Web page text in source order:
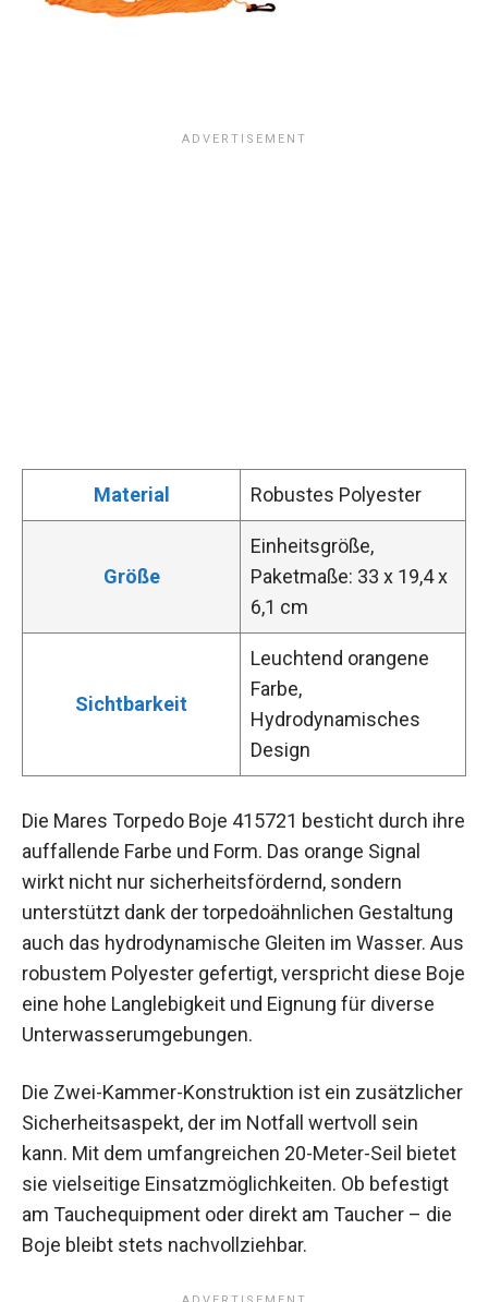
Material Robustes Polyester
Größe
Einheitsgröße,
Paketmaße: 33 x 19,4 x
6,1 cm
Sichtbarkeit
Leuchtend orangene
Farbe,
Hydrodynamisches
Design
Die Mares Torpedo Boje 415721 besticht durch ihre
auffallende Farbe und Form. Das orange Signal
wirkt nicht nur sicherheitsfördernd, sondern
unterstützt dank der torpedoähnlichen Gestaltung
auch das hydrodynamische Gleiten im Wasser. Aus
robustem Polyester gefertigt, verspricht diese Boje
eine hohe Langlebigkeit und Eignung für diverse
Unterwasserumgebungen.
Die Zwei-Kammer-Konstruktion ist ein zusätzlicher
Sicherheitsaspekt, der im Notfall wertvoll sein
kann. Mit dem umfangreichen 20-Meter-Seil bietet
sie vielseitige Einsatzmöglichkeiten. Ob befestigt
am Tauchequipment oder direkt am Taucher – die
Boje bleibt stets nachvollziehbar.